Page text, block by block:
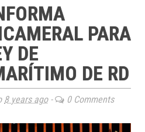
PARA
DE
DE RD
8 years ago- 0 Comments